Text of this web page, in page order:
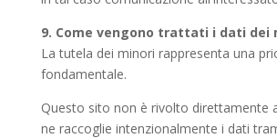
9. Come vengono trattati i dati dei
La tutela dei minori rappresenta una
fondamentale.
Questo sito non è rivolto direttamente
ne raccoglie intenzionalmente i dati